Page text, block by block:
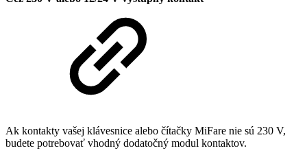
Ak kontakty vašej klávesnice alebo čítačky MiFare nie sú 230 V,
budete potrebovať vhodný dodatočný modul kontaktov.